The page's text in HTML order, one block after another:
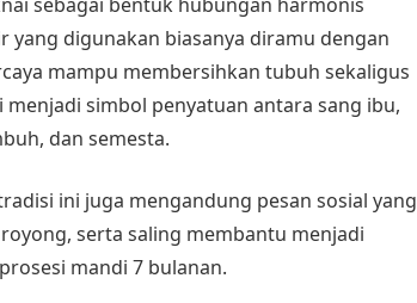
yang digunakan biasanya diramu dengan
mampu membersihkan tubuh sekaligus
simbol penyatuan antara sang ibu,
dan semesta.
ini juga mengandung pesan sosial yang
serta saling membantu menjadi
mandi 7 bulanan.